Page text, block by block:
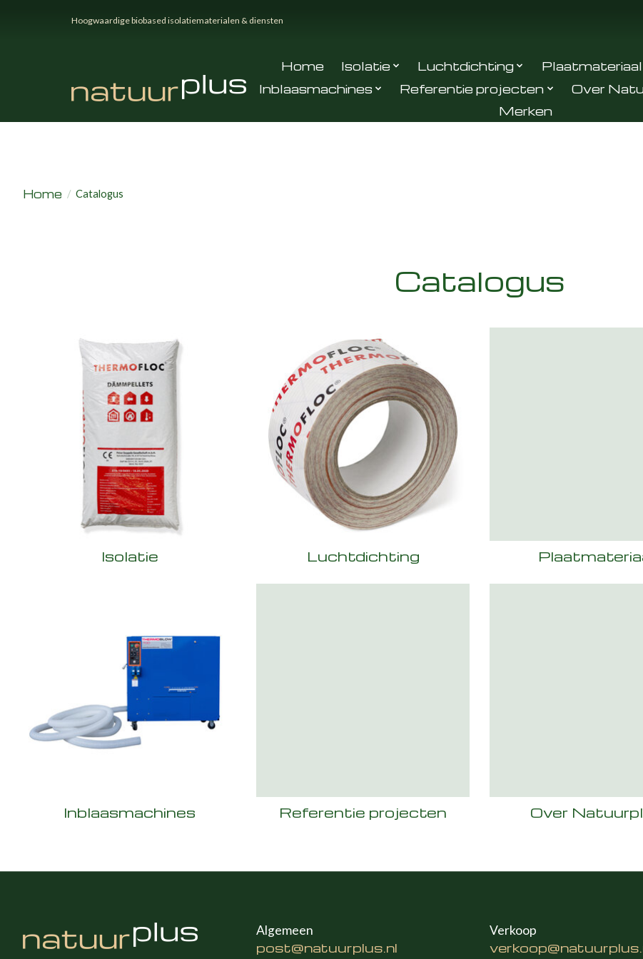
Hoogwaardige biobased isolatiematerialen & diensten
Home Isolatie Luchtdichting Plaatmateriaal
Inblaasmachines
Referentie projecten Over
Merken
Home / Catalogus
Catalogus
Isolatie Luchtdichting
Inblaasmachines Referentie projecten Over
Algemeen
post@natuurplus.nl
Verkoop